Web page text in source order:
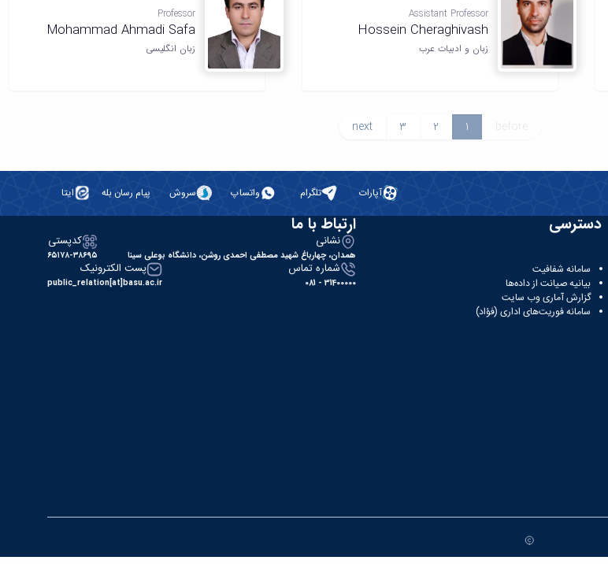
Assistant Professor
Hossein Cheraghivash
زبان و ادبیات عرب
Professor
Mohammad Ahmadi Safa
زبان انگلیسی
before
1
2
3
next
آپارات تلگرام واتساپ سروش پیام رسان بله ایتا
دسترسی
سامانه شفافیت
بیانیه صیانت از داده‌ها
گزارش آماری وب‌ سایت
سامانه فوریت‌های اداری (فؤاد)
ارتباط با ما
نشانی
همدان، چهارباغ شهید مصطفی احمدی روشن، دانشگاه بوعلی سینا
کدپستی
۶۵۱۷۸-۳۸۶۹۵
شماره تماس
31400000 - 081
پست الکترونیک
public_relation[at]basu.ac.ir